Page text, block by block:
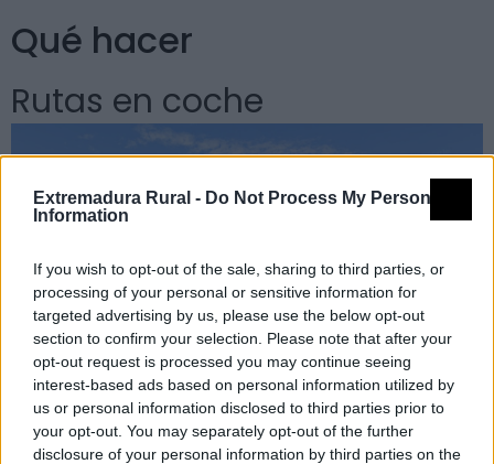
Extremadura Rural - Do Not Process My Personal
Information
If you wish to opt-out of the sale, sharing to third parties, or
processing of your personal or sensitive information for
targeted advertising by us, please use the below opt-out
section to confirm your selection. Please note that after your
opt-out request is processed you may continue seeing
interest-based ads based on personal information utilized by
us or personal information disclosed to third parties prior to
your opt-out. You may separately opt-out of the further
disclosure of your personal information by third parties on the
Qué hacer
Rutas en coche
Campo Arañuelo: carretera del cultivo del tabaco,
paisajes de biodiversidad